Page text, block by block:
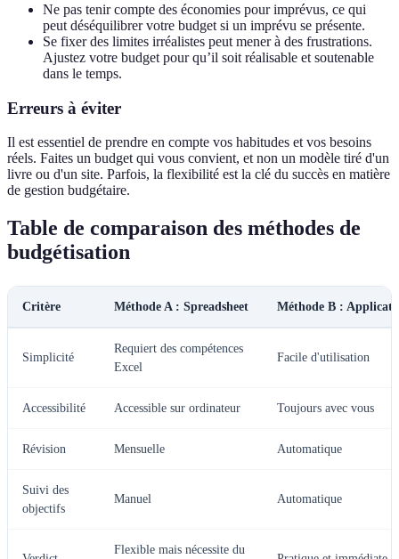
Ne pas tenir compte des économies pour imprévus, ce qui
peut déséquilibrer votre budget si un imprévu se présente.
Se fixer des limites irréalistes peut mener à des frustrations.
Ajustez votre budget pour qu’il soit réalisable et soutenable
dans le temps.
Erreurs à éviter
Il est essentiel de prendre en compte vos habitudes et vos besoins
réels. Faites un budget qui vous convient, et non un modèle tiré d'un
livre ou d'un site. Parfois, la flexibilité est la clé du succès en matière
de gestion budgétaire.
Table de comparaison des méthodes de
budgétisation
Critère Méthode A : Spreadsheet Méthode B :
Simplicité
Requiert des compétences
Excel
Facile d'utilisation
Accessibilité Accessible sur ordinateur Toujours avec vous
Révision Mensuelle Automatique
Suivi des
objectifs
Manuel Automatique
Flexible mais nécessite du